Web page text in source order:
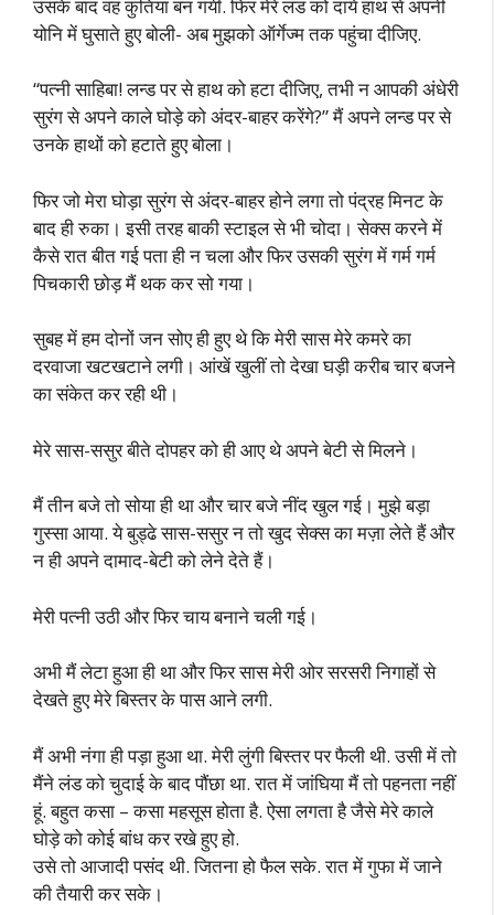
उसके बाद वह कुतिया बन गयी. फिर मेरे लंड को दायें हाथ से अपनी
योनि में घुसाते हुए बोली- अब मुझको ऑर्गेज्म तक पहुंचा दीजिए.
“पत्नी साहिबा! लन्ड पर से हाथ को हटा दीजिए, तभी न आपकी अंधेरी
सुरंग से अपने काले घोड़े को अंदर-बाहर करेंगे?” मैं अपने लन्ड पर से
उनके हाथों को हटाते हुए बोला।
फिर जो मेरा घोड़ा सुरंग से अंदर-बाहर होने लगा तो पंद्रह मिनट के
बाद ही रुका। इसी तरह बाकी स्टाइल से भी चोदा। सेक्स करने में
कैसे रात बीत गई पता ही न चला और फिर उसकी सुरंग में गर्म गर्म
पिचकारी छोड़ मैं थक कर सो गया।
सुबह में हम दोनों जन सोए ही हुए थे कि मेरी सास मेरे कमरे का
दरवाजा खटखटाने लगी। आंखें खुलीं तो देखा घड़ी करीब चार बजने
का संकेत कर रही थी।
मेरे सास-ससुर बीते दोपहर को ही आए थे अपने बेटी से मिलने।
मैं तीन बजे तो सोया ही था और चार बजे नींद खुल गई। मुझे बड़ा
गुस्सा आया. ये बुड्ढे सास-ससुर न तो खुद सेक्स का मज़ा लेते हैं और
न ही अपने दामाद-बेटी को लेने देते हैं।
मेरी पत्नी उठी और फिर चाय बनाने चली गई।
अभी मैं लेटा हुआ ही था और फिर सास मेरी ओर सरसरी निगाहों से
देखते हुए मेरे बिस्तर के पास आने लगी.
मैं अभी नंगा ही पड़ा हुआ था. मेरी लुंगी बिस्तर पर फैली थी. उसी में तो
मैंने लंड को चुदाई के बाद पौंछा था. रात में जांघिया मैं तो पहनता नहीं
हूं. बहुत कसा – कसा महसूस होता है. ऐसा लगता है जैसे मेरे काले
घोड़े को कोई बांध कर रखे हुए हो.
उसे तो आजादी पसंद थी. जितना हो फैल सके. रात में गुफा में जाने
की तैयारी कर सके।